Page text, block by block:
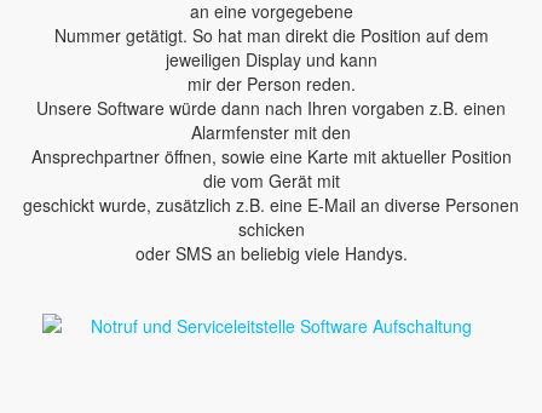
an eine vorgegebene
Nummer getätigt. So hat man direkt die Position auf dem
jeweiligen Display und kann
mir der Person reden.
Unsere Software würde dann nach Ihren vorgaben z.B. einen
Alarmfenster mit den
Ansprechpartner öffnen, sowie eine Karte mit aktueller Position
die vom Gerät mit
geschickt wurde, zusätzlich z.B. eine E-Mail an diverse Personen
schicken
oder SMS an beliebig viele Handys.